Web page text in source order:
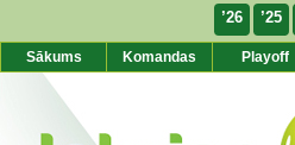
’25
’26
Sākums Komandas Playoff